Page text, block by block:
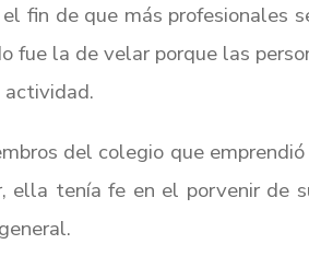
fin de que más profesionales
la de velar porque las
del colegio que
ella tenía fe en el porvenir de